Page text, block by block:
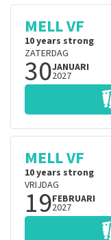
MELL VF
10 years strong
ZATERDAG
30JANUARI
2027
MELL VF
10 years strong
VRIJDAG
19FEBRUARI
2027